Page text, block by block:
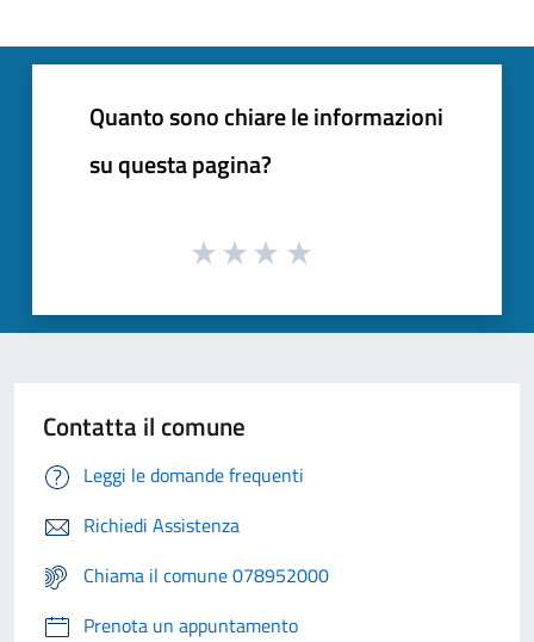
Quanto sono chiare le informazioni
su questa pagina?
Contatta il comune
Leggi le domande frequenti
Richiedi Assistenza
Chiama il comune 078952000
Prenota un appuntamento